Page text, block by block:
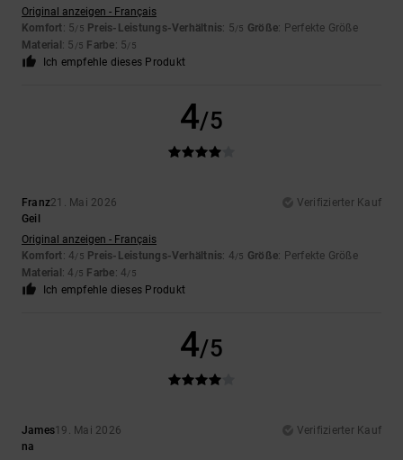
Original anzeigen - Français
Komfort: 5/5 Preis-Leistungs-Verhältnis: 5/5 Größe: Perfekte Größe
Material : 5 /5 Farbe: 5/5
Ich empfehle dieses Produkt
4/5
Franz21. Mai 2026
Verifizierter Kauf
Geil
Original anzeigen - Français
Komfort: 4/5 Preis-Leistungs-Verhältnis: 4/5 Größe: Perfekte Größe
Material : 4 /5 Farbe: 4/5
Ich empfehle dieses Produkt
4/5
James19. Mai 2026
Verifizierter Kauf
na